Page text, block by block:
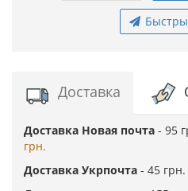
Доставка
Доставка Новая почта - 95
грн.
Доставка Укрпочта - 45 грн.